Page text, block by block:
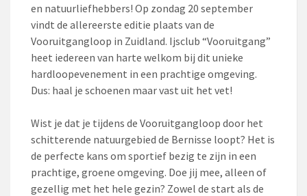
en natuurliefhebbers! Op zondag 20 september
vindt de allereerste editie plaats van de
Vooruitgangloop in Zuidland. Ijsclub “Vooruitgang”
heet iedereen van harte welkom bij dit unieke
hardloopevenement in een prachtige omgeving.
Dus: haal je schoenen maar vast uit het vet!
Wist je dat je tijdens de Vooruitgangloop door het
schitterende natuurgebied de Bernisse loopt? Het is
de perfecte kans om sportief bezig te zijn in een
prachtige, groene omgeving. Doe jij mee, alleen of
gezellig met het hele gezin? Zowel de start als de